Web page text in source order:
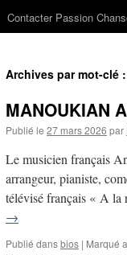
Contacter Passion
Archives par mot-clé :
MANOUKIAN
Publié le 27 mars 2026 par
Le musicien français
arrangeur, pianiste,
télévisé français « A la
→
Publié dansbios | Marqué